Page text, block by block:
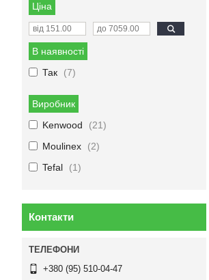
Ціна
В наявності
Так
7
Виробник
Kenwood
21
Moulinex
2
Tefal
1
Контакти
+380 (95) 510-04-47